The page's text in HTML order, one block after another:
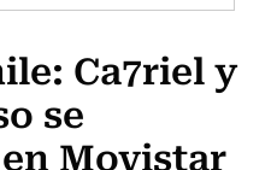
Usach
Ca7riel y
se
Movistar